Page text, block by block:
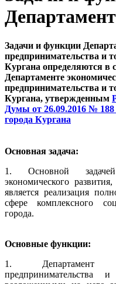
Задачи и функции
предпринимательства и
Кургана определяются в
Департаменте
предпринимательства и
Кургана, утвержденным
Думы от 26.09.2016 №
города Кургана
Основная задача:
1. Основной задачей
экономического
является реализация
сфере комплексного
города.
Основные функции:
1. Департамент